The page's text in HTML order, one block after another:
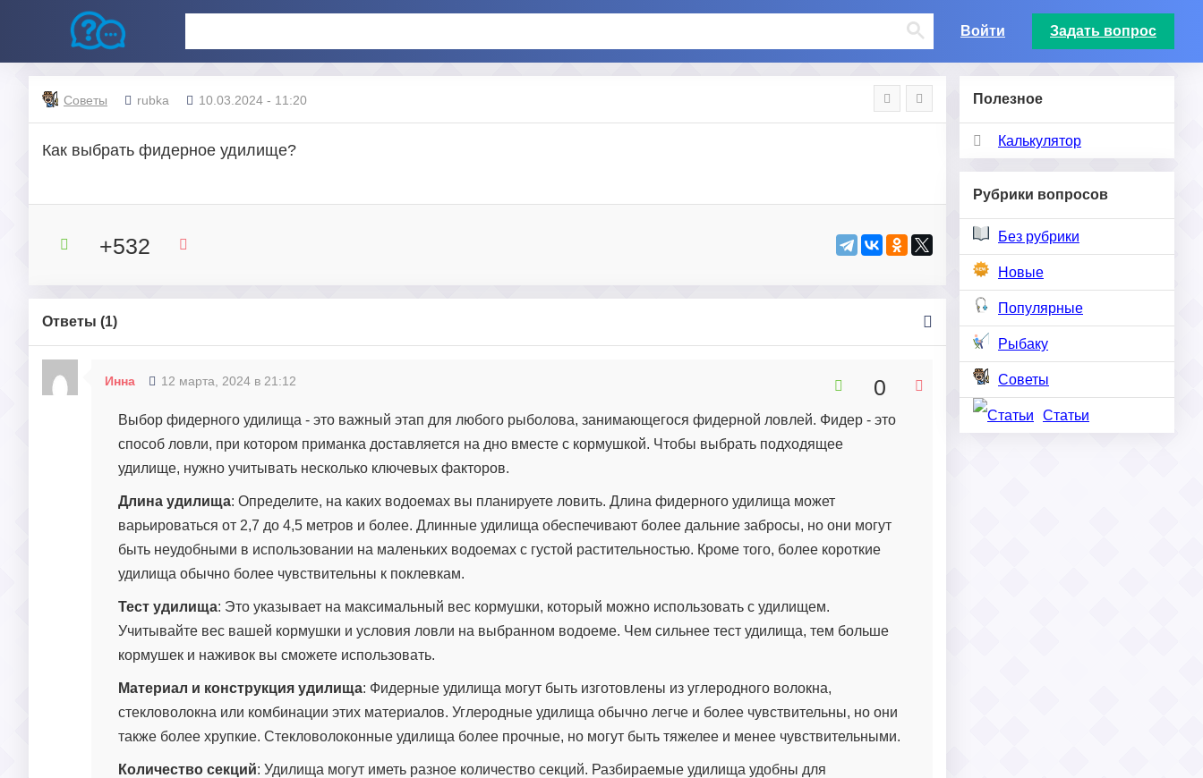
Войти Задать вопрос
Полезное
Калькулятор
Рубрики вопросов
Без рубрики
Новые
Популярные
Рыбаку
Советы
Статьи
Советы rubka 10.03.2024 - 11:20
Как выбрать фидерное удилище?
+532
Ответы (1)
Инна 12 марта, 2024 в 21:12
Выбор фидерного удилища - это важный этап для любого рыболова, занимающегося фидерной ловлей. Фидер - это
способ ловли, при котором приманка доставляется на дно вместе с кормушкой. Чтобы выбрать подходящее
удилище, нужно учитывать несколько ключевых факторов.
Длина удилища: Определите, на каких водоемах вы планируете ловить. Длина фидерного удилища может
варьироваться от 2,7 до 4,5 метров и более. Длинные удилища обеспечивают более дальние забросы, но они могут
быть неудобными в использовании на маленьких водоемах с густой растительностью. Кроме того, более короткие
удилища обычно более чувствительны к поклевкам.
Тест удилища: Это указывает на максимальный вес кормушки, который можно использовать с удилищем.
Учитывайте вес вашей кормушки и условия ловли на выбранном водоеме. Чем сильнее тест удилища, тем больше
кормушек и наживок вы сможете использовать.
Материал и конструкция удилища: Фидерные удилища могут быть изготовлены из углеродного волокна,
стекловолокна или комбинации этих материалов. Углеродные удилища обычно легче и более чувствительны, но они
также более хрупкие. Стекловолоконные удилища более прочные, но могут быть тяжелее и менее чувствительными.
Количество секций: Удилища могут иметь разное количество секций. Разбираемые удилища удобны для
0